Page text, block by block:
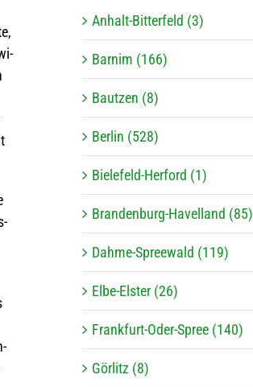
Anhalt-Bitterfeld (3)
Barnim (166)
Bautzen (8)
Berlin (528)
Bielefeld-Herford (1)
Brandenburg-Havelland (85)
Dahme-Spreewald (119)
Elbe-Elster (26)
Frankfurt-Oder-Spree (140)
Görlitz (8)